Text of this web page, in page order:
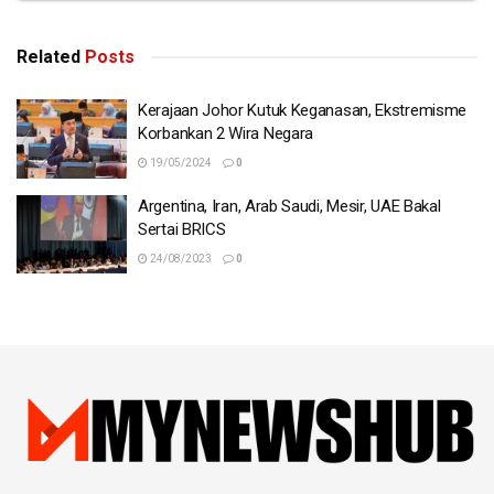
Related Posts
Kerajaan Johor Kutuk Keganasan, Ekstremisme
Korbankan 2 Wira Negara
19/05/2024 0
Argentina, Iran, Arab Saudi, Mesir, UAE Bakal
Sertai BRICS
24/08/2023 0